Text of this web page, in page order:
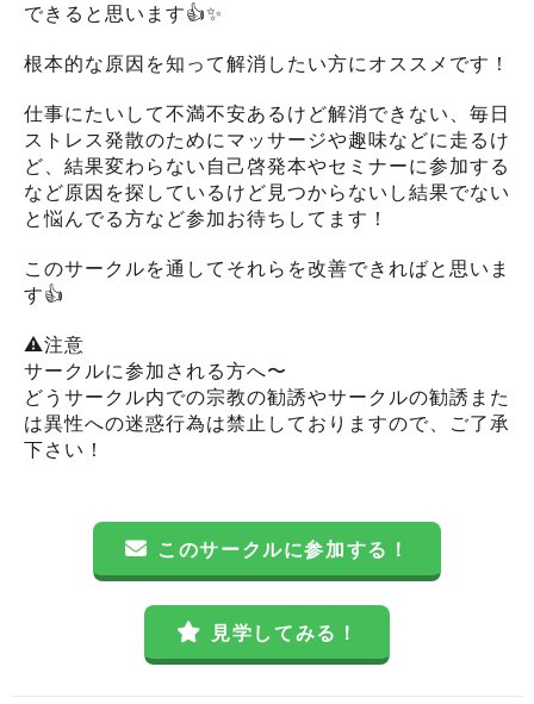
できると思います👍✨
根本的な原因を知って解消したい方にオススメです！
仕事にたいして不満不安あるけど解消できない、毎日
ストレス発散のためにマッサージや趣味などに走るけ
ど、結果変わらない自己啓発本やセミナーに参加する
など原因を探しているけど見つからないし結果でない
と悩んでる方など参加お待ちしてます！
このサークルを通してそれらを改善できればと思いま
す👍
⚠️注意
サークルに参加される方へ〜
どうサークル内での宗教の勧誘やサークルの勧誘また
は異性への迷惑行為は禁止しておりますので、ご了承
下さい！
このサークルに参加する！
見学してみる！